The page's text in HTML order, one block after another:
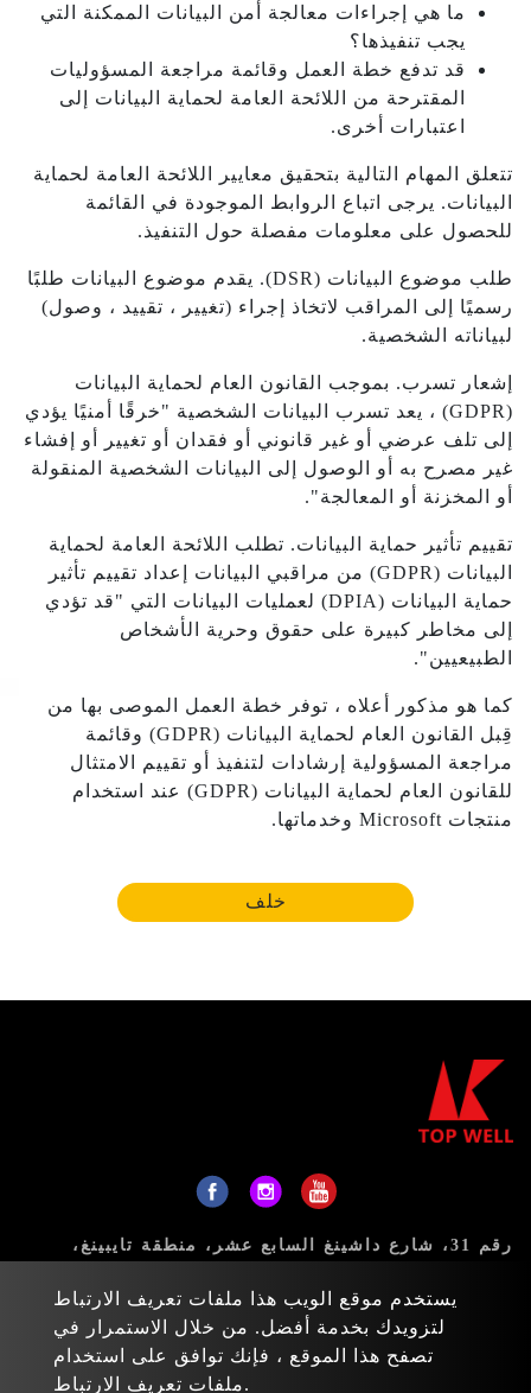
ما هي إجراءات معالجة أمن البيانات الممكنة التي
يجب تنفيذها؟
قد تدفع خطة العمل وقائمة مراجعة المسؤوليات
المقترحة من اللائحة العامة لحماية البيانات إلى
اعتبارات أخرى.
تتعلق المهام التالية بتحقيق معايير اللائحة العامة لحماية
البيانات. يرجى اتباع الروابط الموجودة في القائمة
للحصول على معلومات مفصلة حول التنفيذ.
طلب موضوع البيانات (DSR). يقدم موضوع البيانات طلبًا
رسميًا إلى المراقب لاتخاذ إجراء (تغيير ، تقييد ، وصول)
لبياناته الشخصية.
إشعار تسرب. بموجب القانون العام لحماية البيانات
(GDPR) ، يعد تسرب البيانات الشخصية "خرقًا أمنيًا يؤدي
إلى تلف عرضي أو غير قانوني أو فقدان أو تغيير أو إفشاء
غير مصرح به أو الوصول إلى البيانات الشخصية المنقولة
أو المخزنة أو المعالجة".
تقييم تأثير حماية البيانات. تطلب اللائحة العامة لحماية
البيانات (GDPR) من مراقبي البيانات إعداد تقييم تأثير
حماية البيانات (DPIA) لعمليات البيانات التي "قد تؤدي
إلى مخاطر كبيرة على حقوق وحرية الأشخاص
الطبيعيين".
كما هو مذكور أعلاه ، توفر خطة العمل الموصى بها من
قِبل القانون العام لحماية البيانات (GDPR) وقائمة
مراجعة المسؤولية إرشادات لتنفيذ أو تقييم الامتثال
للقانون العام لحماية البيانات (GDPR) عند استخدام
منتجات Microsoft وخدماتها.
خلف
يستخدم موقع الويب هذا ملفات تعريف الارتباط
لتزويدك بخدمة أفضل. من خلال الاستمرار في
تصفح هذا الموقع ، فإنك توافق على استخدام
ملفات تعريف الارتباط.
رقم 31، شارع داشينغ السابع عشر، منطقة تايبينغ،
sales@topwell-tools.com